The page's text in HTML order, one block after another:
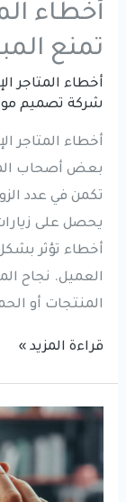
أخطاء
تمنع
أخطاء المتاجر
شركة تصميم
أخطاء المتاجر
بعض أصحاب
تكمن في عدد
يحصل على
أخطاء تؤثر
العميل. نجاح
المنتجات أو
أخطاء
المبيعات
قراءة المزيد »